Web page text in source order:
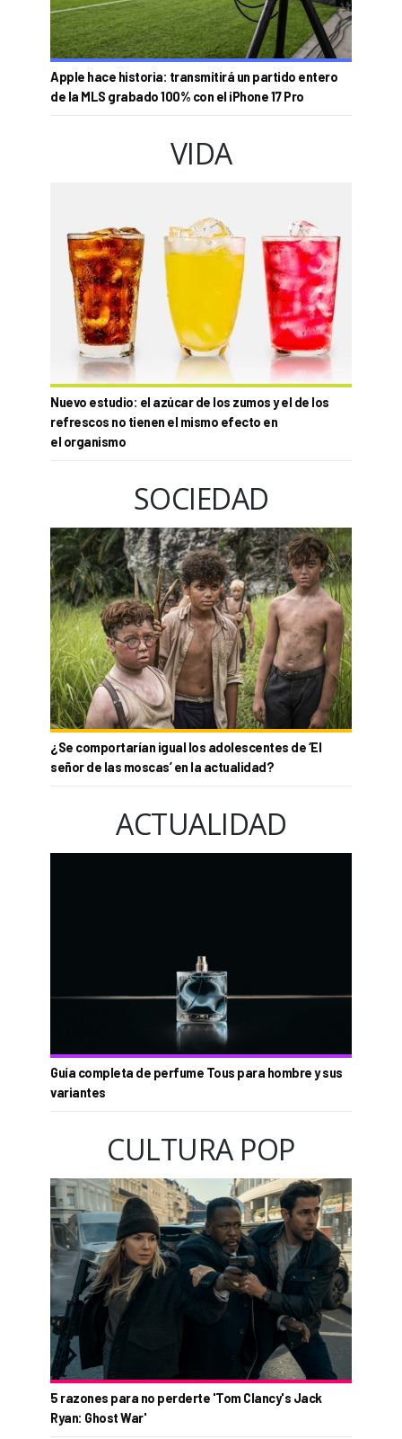
Apple hace historia: transmitirá un partido entero
de la MLS grabado 100% con el iPhone 17 Pro
VIDA
Nuevo estudio: el azúcar de los zumos y el de los
refrescos no tienen el mismo efecto en
el organismo
SOCIEDAD
¿Se comportarían igual los adolescentes de ‘El
señor de las moscas’ en la actualidad?
ACTUALIDAD
Guía completa de perfume Tous para hombre y sus
variantes
CULTURA POP
5 razones para no perderte 'Tom Clancy's Jack
Ryan: Ghost War'